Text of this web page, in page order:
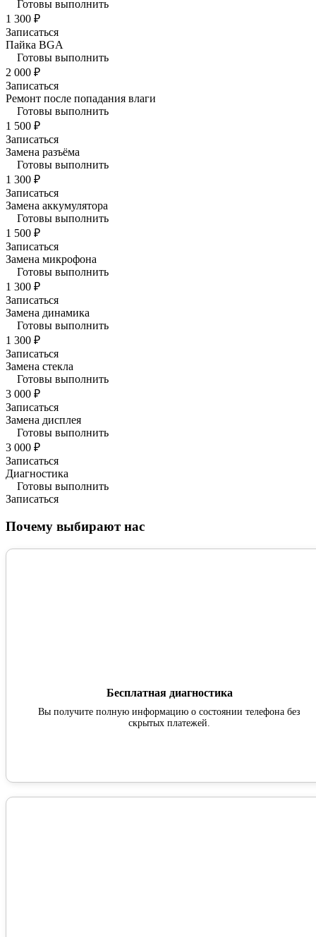
Готовы выполнить
1 300 ₽
Записаться
Пайка BGA
Готовы выполнить
2 000 ₽
Записаться
Ремонт после попадания влаги
Готовы выполнить
1 500 ₽
Записаться
Замена разъёма
Готовы выполнить
1 300 ₽
Записаться
Замена аккумулятора
Готовы выполнить
1 500 ₽
Записаться
Замена микрофона
Готовы выполнить
1 300 ₽
Записаться
Замена динамика
Готовы выполнить
1 300 ₽
Записаться
Замена стекла
Готовы выполнить
3 000 ₽
Записаться
Замена дисплея
Готовы выполнить
3 000 ₽
Записаться
Диагностика
Готовы выполнить
Записаться
Почему выбирают нас
Бесплатная диагностика
Вы получите полную информацию о состоянии телефона без
скрытых платежей.